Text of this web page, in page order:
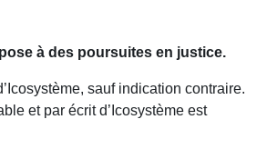
à des poursuites en justice.
sauf indication contraire.
et par écrit d’Icosystème est